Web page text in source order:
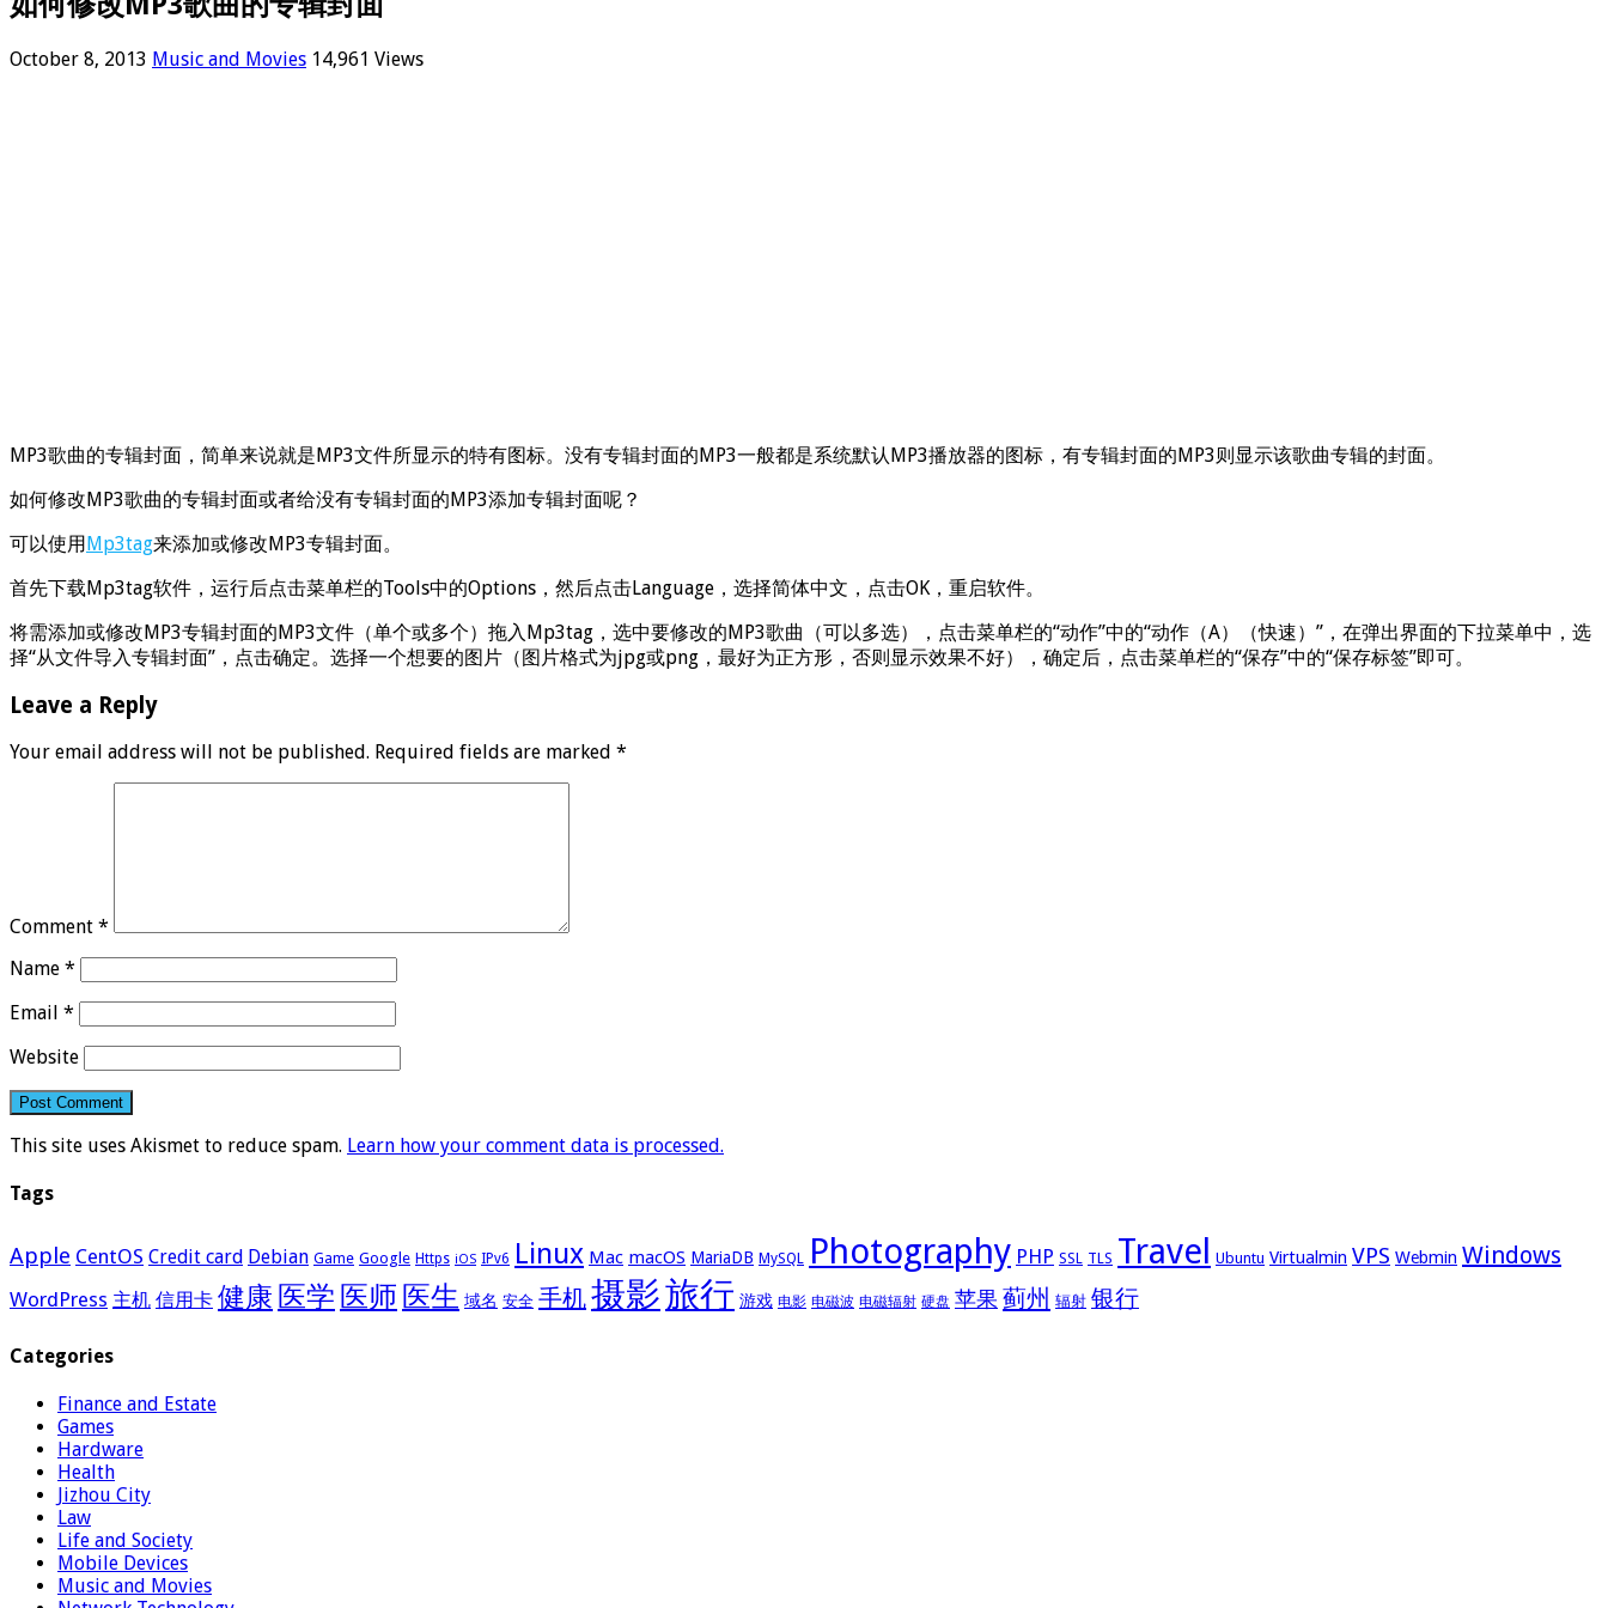
October 8, 2013 Music and Movies 14,961 Views
MP3歌曲的专辑封面，简单来说就是MP3文件所显示的特有图标。没有专辑封面的MP3一般都是系统默认MP3播放器的图标，有专辑封面的MP3则显示该歌曲专辑的封面。
如何修改MP3歌曲的专辑封面或者给没有专辑封面的MP3添加专辑封面呢？
可以使用Mp3tag来添加或修改MP3专辑封面。
首先下载Mp3tag软件，运行后点击菜单栏的Tools中的Options，然后点击Language，选择简体中文，点击OK，重启软件。
将需添加或修改MP3专辑封面的MP3文件（单个或多个）拖入Mp3tag，选中要修改的MP3歌曲（可以多选），点击菜单栏的“动作”中的“动作（A）（快速）”，在弹出界面的下拉菜单中，选
择“从文件导入专辑封面”，点击确定。选择一个想要的图片（图片格式为jpg或png，最好为正方形，否则显示效果不好），确定后，点击菜单栏的“保存”中的“保存标签”即可。
Leave a Reply
Your email address will not be published. Required fields are marked *
Comment *
Name *
Email *
Website
This site uses Akismet to reduce spam. Learn how your comment data is processed.
Tags
Apple CentOS Credit card Debian Game Google Https iOS IPv6 Linux Mac macOS MariaDB MySQL Photography PHP SSL TLS Travel Ubuntu Virtualmin VPS Webmin Windows
WordPress 主机 信用卡 健康 医学 医师 医生 域名 安全 手机摄影旅行 游戏 电影 电磁波 电磁辐射 硬盘 苹果 蓟州 辐射 银行
Categories
Finance and Estate
Games
Hardware
Health
Jizhou City
Law
Life and Society
Mobile Devices
Music and Movies